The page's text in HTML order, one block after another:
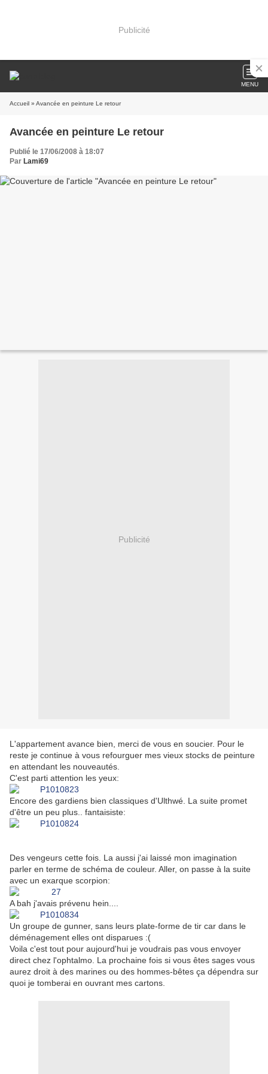
Publicité
MENU
Accueil » Avancée en peinture Le retour
Avancée en peinture Le retour
Publié le 17/06/2008 à 18:07
Par Lami69
Publicité
L'appartement avance bien, merci de vous en soucier. Pour le
reste je continue à vous refourguer mes vieux stocks de peinture
en attendant les nouveautés.
C'est parti attention les yeux:
Encore des gardiens bien classiques d'Ulthwé. La suite promet
d'être un peu plus.. fantaisiste:
Des vengeurs cette fois. La aussi j'ai laissé mon imagination
parler en terme de schéma de couleur. Aller, on passe à la suite
avec un exarque scorpion:
A bah j'avais prévenu hein....
Un groupe de gunner, sans leurs plate-forme de tir car dans le
déménagement elles ont disparues :(
Voila c'est tout pour aujourd'hui je voudrais pas vous envoyer
direct chez l'ophtalmo. La prochaine fois si vous êtes sages vous
aurez droit à des marines ou des hommes-bêtes ça dépendra sur
quoi je tomberai en ouvrant mes cartons.